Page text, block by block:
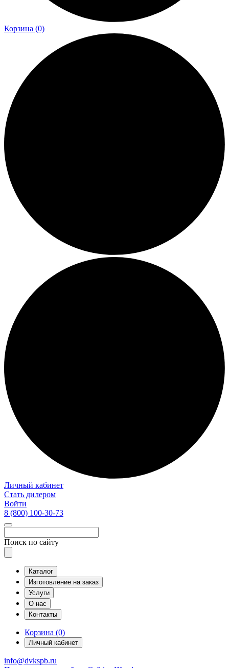
Корзина (0)
Личный кабинет
Стать дилером
Войти
8 (800) 100-30-73
Поиск по сайту
Каталог
Изготовление на заказ
Услуги
О нас
Контакты
Корзина (0)
Личный кабинет
info@dvkspb.ru